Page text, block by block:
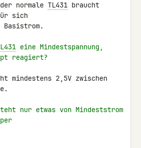
normale TL431 braucht
sich
eine Mindestspannung,
reagiert?
mindestens 2,5V zwischen
nur etwas von Mindeststrom